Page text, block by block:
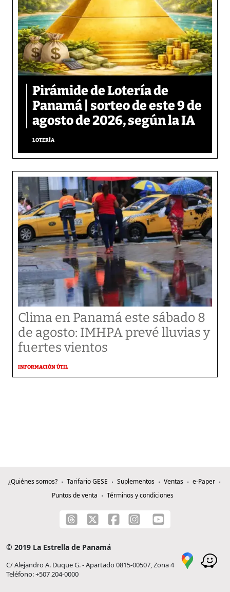
Pirámide de Lotería de
Panamá | sorteo de este 9 de
agosto de 2026, según la IA
LOTERÍA
Clima en Panamá este sábado 8
de agosto: IMHPA prevé lluvias y
fuertes vientos
INFORMACIÓN ÚTIL
¿Quiénes somos? Tarifario GESE Suplementos Ventas
e-Paper
Puntos de venta
Términos y condiciones
© 2019 La Estrella de Panamá
C/ Alejandro A. Duque G. - Apartado 0815-00507, Zona 4
Teléfono: +507 204-0000